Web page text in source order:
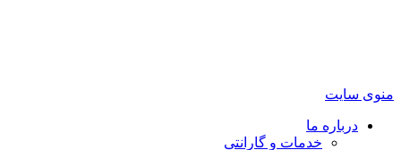
منوی سایت
درباره ما
خدمات و گارانتی